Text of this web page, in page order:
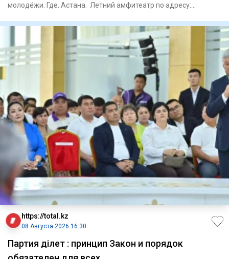
молодёжи. Где. Астана. Летний амфитеатр по адресу:
https://total.kz
08 Августа 2026 16:30
Партия Әділет : принцип Закон и порядок